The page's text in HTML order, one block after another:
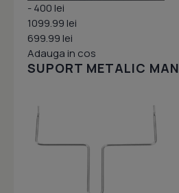
- 400 lei
1099.99 lei
699.99 lei
Adauga in cos
SUPORT METALIC